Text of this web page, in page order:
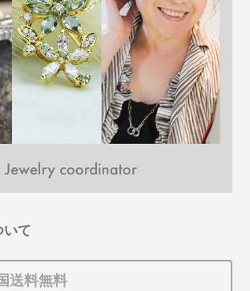
いて
送料無料